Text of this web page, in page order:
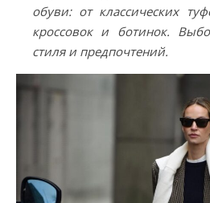
обуви: от классических
кроссовок и ботинок.
стиля и предпочтений.